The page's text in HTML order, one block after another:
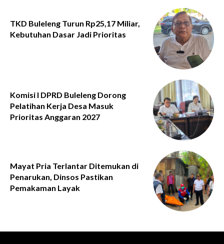
TKD Buleleng Turun Rp25,17 Miliar,
Kebutuhan Dasar Jadi Prioritas
Komisi I DPRD Buleleng Dorong
Pelatihan Kerja Desa Masuk
Prioritas Anggaran 2027
Mayat Pria Terlantar Ditemukan di
Penarukan, Dinsos Pastikan
Pemakaman Layak